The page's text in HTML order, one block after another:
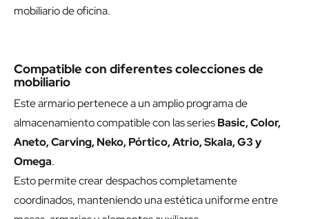
mobiliario de oficina.
Compatible con diferentes colecciones de
mobiliario
Este armario pertenece a un amplio programa de
almacenamiento compatible con las seriesBasic, Color,
Aneto, Carving, Neko, Pórtico, Atrio, Skala, G3 y
Omega.
Esto permite crear despachos completamente
coordinados, manteniendo una estética uniforme entre